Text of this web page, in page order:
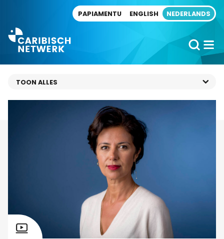
PAPIAMENTU ENGLISH NEDERLANDS